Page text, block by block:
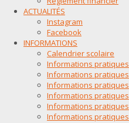
ACTUALITÉS
Instagram
Facebook
INFORMATIONS
Calendrier scolaire
Informations pratiques
Informations pratiques
Informations pratiques
Informations pratiques
Informations pratiques
Informations pratiques